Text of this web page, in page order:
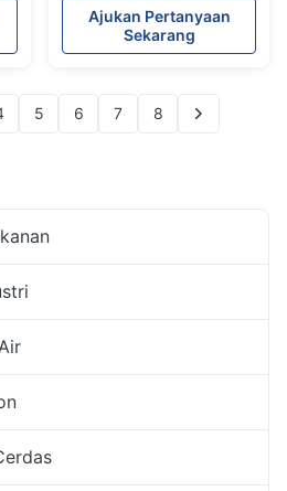
Ajukan Pertanyaan
Sekarang
5 6 7 8